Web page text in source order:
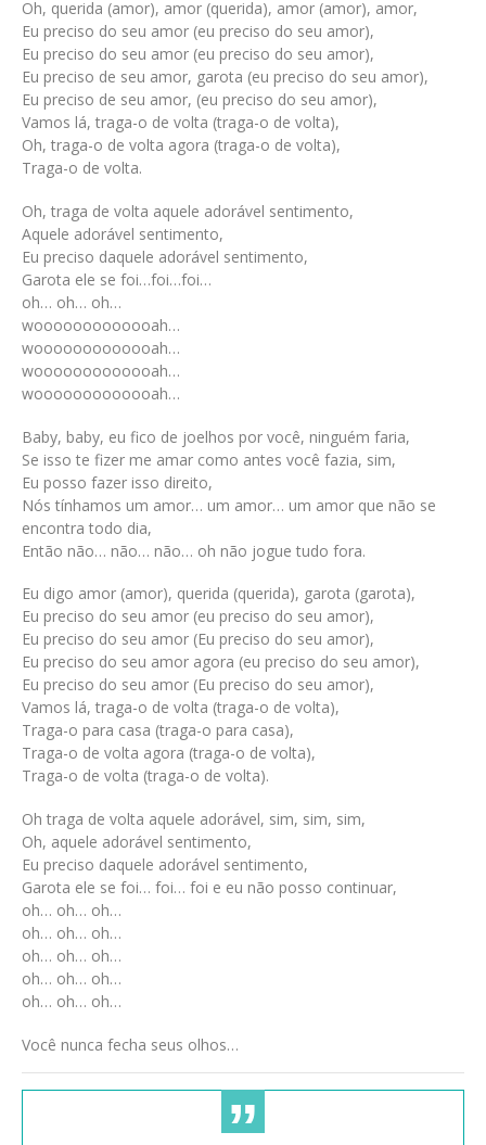
Oh, querida (amor), amor (querida), amor (amor), amor,
Eu preciso do seu amor (eu preciso do seu amor),
Eu preciso do seu amor (eu preciso do seu amor),
Eu preciso de seu amor, garota (eu preciso do seu amor),
Eu preciso de seu amor, (eu preciso do seu amor),
Vamos lá, traga-o de volta (traga-o de volta),
Oh, traga-o de volta agora (traga-o de volta),
Traga-o de volta.
Oh, traga de volta aquele adorável sentimento,
Aquele adorável sentimento,
Eu preciso daquele adorável sentimento,
Garota ele se foi…foi…foi…
oh… oh… oh…
wooooooooooooah…
wooooooooooooah…
wooooooooooooah…
wooooooooooooah…
Baby, baby, eu fico de joelhos por você, ninguém faria,
Se isso te fizer me amar como antes você fazia, sim,
Eu posso fazer isso direito,
Nós tínhamos um amor… um amor… um amor que não se
encontra todo dia,
Então não… não… não… oh não jogue tudo fora.
Eu digo amor (amor), querida (querida), garota (garota),
Eu preciso do seu amor (eu preciso do seu amor),
Eu preciso do seu amor (Eu preciso do seu amor),
Eu preciso do seu amor agora (eu preciso do seu amor),
Eu preciso do seu amor (Eu preciso do seu amor),
Vamos lá, traga-o de volta (traga-o de volta),
Traga-o para casa (traga-o para casa),
Traga-o de volta agora (traga-o de volta),
Traga-o de volta (traga-o de volta).
Oh traga de volta aquele adorável, sim, sim, sim,
Oh, aquele adorável sentimento,
Eu preciso daquele adorável sentimento,
Garota ele se foi… foi… foi e eu não posso continuar,
oh… oh… oh…
oh… oh… oh…
oh… oh… oh…
oh… oh… oh…
oh… oh… oh…
Você nunca fecha seus olhos…